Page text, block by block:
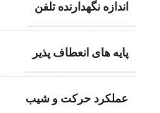
اندازه نگهدارنده تلفن
پایه های انعطاف پذیر
عملکرد حرکت و شیب